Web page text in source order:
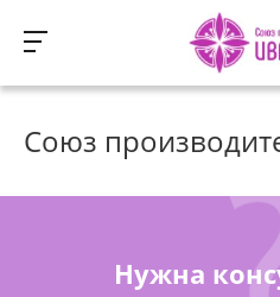
Союз
Нужна